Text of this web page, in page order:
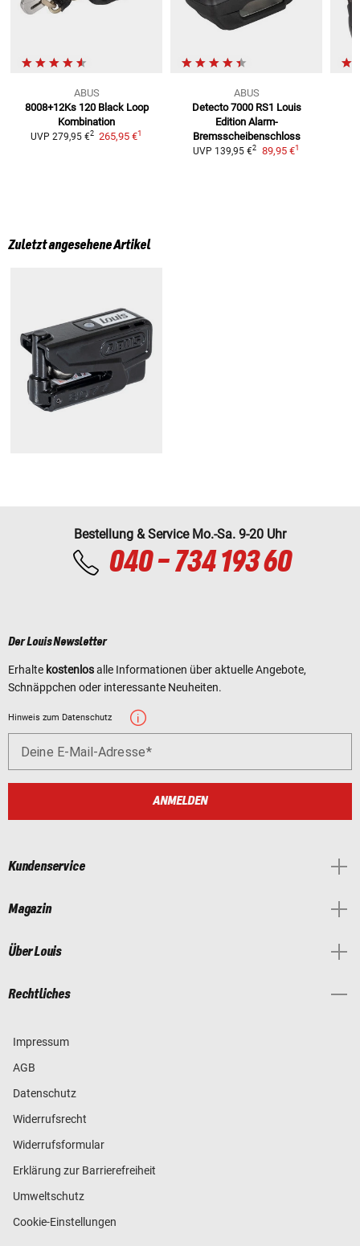
ABUS
8008+12Ks 120 Black Loop
Kombination
UVP 279,95 €2 265,95 €1
ABUS
Detecto 7000 RS1 Louis
Edition Alarm-
Bremsscheibenschloss
UVP 139,95 €2 89,95 €1
Zuletzt angesehene Artikel
Bestellung & Service Mo.-Sa. 9-20 Uhr
040 - 734 193 60
Der Louis Newsletter
Erhalte kostenlosalle Informationen über aktuelle Angebote,
Schnäppchen oder interessante Neuheiten.
Hinweis zum Datenschutz
Deine E-Mail-Adresse
ANMELDEN
Kundenservice
Magazin
Über Louis
Rechtliches
Impressum
AGB
Datenschutz
Widerrufsrecht
Widerrufsformular
Erklärung zur Barrierefreiheit
Umweltschutz
Cookie-Einstellungen